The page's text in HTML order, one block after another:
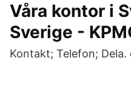
Våra kontor i
Sverige -
Kontakt; Telefon; Dela.